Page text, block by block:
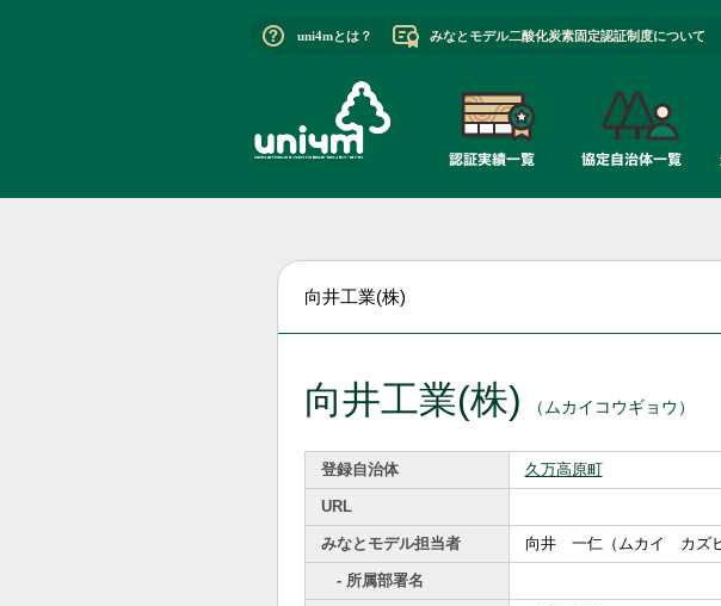
uni4mとは？ みなとモデル二酸化炭素固定認証制度について
向井工業(株)
向井工業(株) （ムカイコウギョウ）
登録自治体 久万高原町
URL
みなとモデル担当者 向井 一仁（ムカイ カズヒ
- 所属部署名